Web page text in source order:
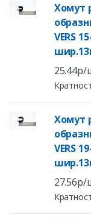
Хомут
VERS
Хомут
VERS